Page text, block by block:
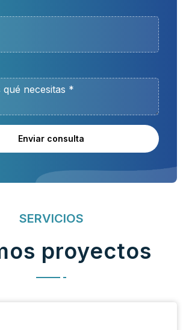
Enviar consulta
SERVICIOS
proyectos